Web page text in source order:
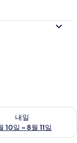
일
내일
10일 ~ 8월 11일
가능 여부 확인, 8월